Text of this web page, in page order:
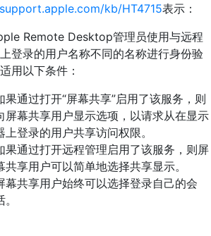
kb/HT4715表示：
Remote Desktop管理员使用与远程
登录的用户名称不同的名称进行身份验
用以下条件：
果通过打开“屏幕共享”启用了该服务，则
屏幕共享用户显示选项，以请求从在显示
上登录的用户共享访问权限。
果通过打开远程管理启用了该服务，则屏
共享用户可以简单地选择共享显示。
幕共享用户始终可以选择登录自己的会